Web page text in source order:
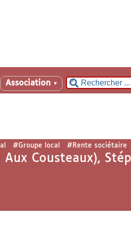
Association ▼
#Groupe local #Rente sociétaire
Cousteaux),